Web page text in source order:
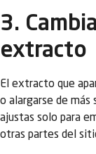
3.
extracto
El extracto que
o alargarse de
ajustas solo para
otras partes del